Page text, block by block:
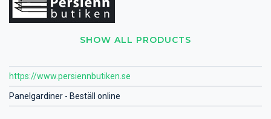
SHOW ALL PRODUCTS
https://www.persiennbutiken.se
Panelgardiner - Beställ online